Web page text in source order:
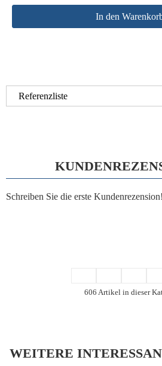
In den
Referenzliste
Schreiben Sie die erste Kundenrezension!
606 Artikel in dieser
WEITERE